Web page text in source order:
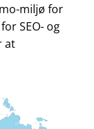
miljø for
SEO- og
at